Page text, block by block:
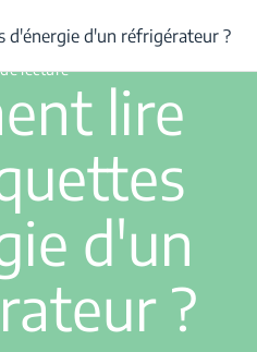
d'énergie d'un réfrigérateur ?
lecture
lire
d'un
?
d'énergie d'un réfrigérateur ?